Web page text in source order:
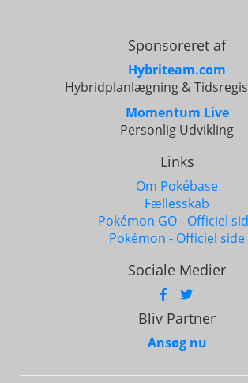
Sponsoreret af
Hybriteam.com
Hybridplanlægning &
Momentum Live
Personlig Udvikling
Links
Om Pokébase
Fællesskab
Pokémon GO - Officiel
Pokémon - Officiel side
Sociale Medier
Bliv Partner
Ansøg nu